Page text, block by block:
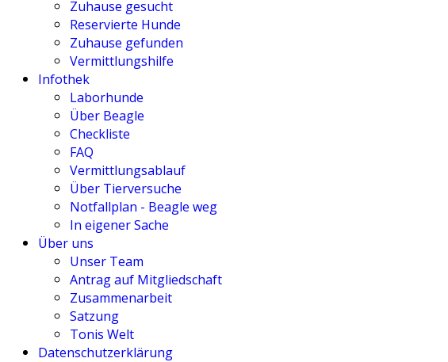
Zuhause gesucht
Reservierte Hunde
Zuhause gefunden
Vermittlungshilfe
Infothek
Laborhunde
Über Beagle
Checkliste
FAQ
Vermittlungsablauf
Über Tierversuche
Notfallplan - Beagle weg
In eigener Sache
Über uns
Unser Team
Antrag auf Mitgliedschaft
Zusammenarbeit
Satzung
Tonis Welt
Datenschutzerklärung